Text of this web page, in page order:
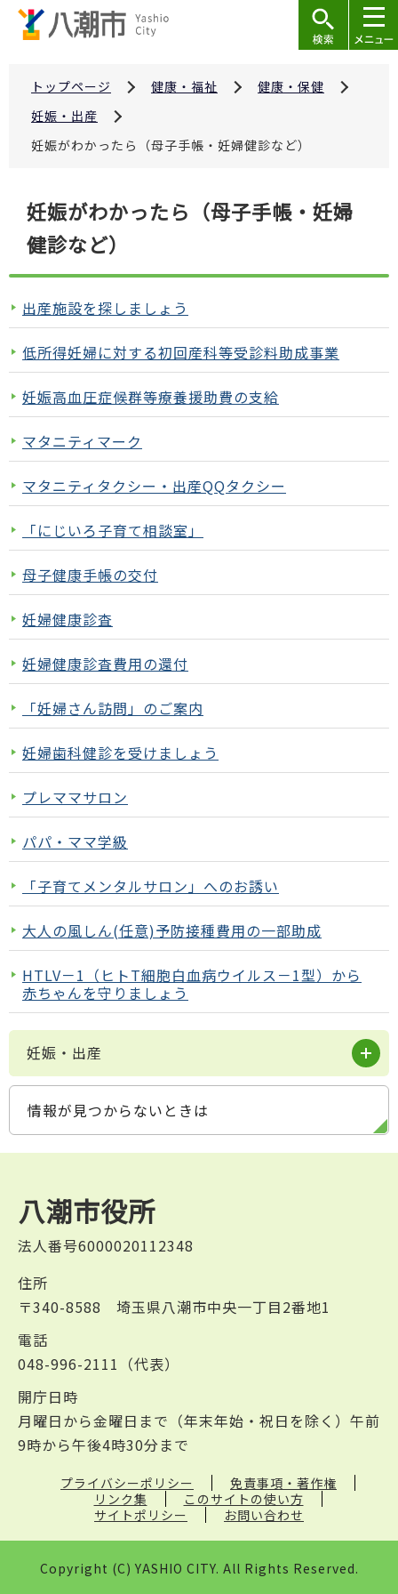
トップページ 健康・福祉
健康・保健
妊娠・出産
妊娠がわかったら（母子手帳・妊婦健診など）
ら
妊娠がわかったら（母子手帳・妊婦
健診など）
出産施設を探しましょう
低所得妊婦に対する初回産科等受診料助成事業
妊娠高血圧症候群等療養援助費の支給
マタニティマーク
マタニティタクシー・出産QQタクシー
「にじいろ子育て相談室」
母子健康手帳の交付
妊婦健康診査
妊婦健康診査費用の還付
「妊婦さん訪問」のご案内
妊婦歯科健診を受けましょう
プレママサロン
パパ・ママ学級
「子育てメンタルサロン」へのお誘い
大人の風しん(任意)予防接種費用の一部助成
HTLV－1（ヒトT細胞白血病ウイルス－1型）から
赤ちゃんを守りましょう
妊娠・出産
情報が見つからないときは
八潮市役所
法人番号6000020112348
住所
〒340-8588 埼玉県八潮市中央一丁目2番地1
電話
048-996-2111（代表）
開庁日時
月曜日から金曜日まで（年末年始・祝日を除く）午前
9時から午後4時30分まで
プライバシーポリシー
免責事項・著作権
リンク集
このサイトの使い方
サイトポリシー
お問い合わせ
Copyright (C) YASHIO CITY. All Rights Reserved.